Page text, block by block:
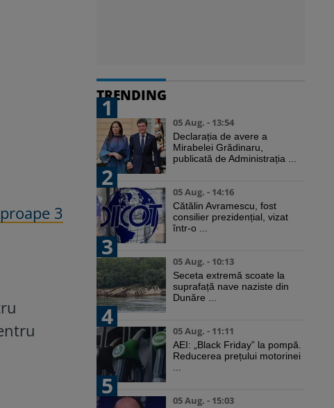
3
TRENDING
1
05 Aug. - 13:54
Declarația de avere a
Mirabelei Grădinaru,
publicată de Administrația ...
2
05 Aug. - 14:16
Cătălin Avramescu, fost
consilier prezidențial, vizat
într-o ...
3
05 Aug. - 10:13
Seceta extremă scoate la
suprafață nave naziste din
Dunăre ...
4
05 Aug. - 11:11
AEI: „Black Friday” la pompă.
Reducerea prețului motorinei
5
05 Aug. - 15:03